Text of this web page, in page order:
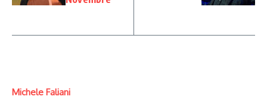
Michele Faliani